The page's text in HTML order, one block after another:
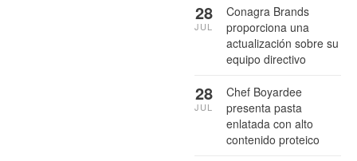
Conagra Brands
proporciona una
actualización sobre su
equipo directivo
28
JUL
Chef Boyardee
presenta pasta
enlatada con alto
contenido proteico
28
JUL